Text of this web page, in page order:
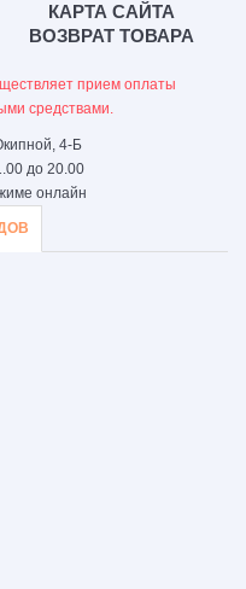
КАРТА САЙТА
ВОЗВРАТ ТОВАРА
прием оплаты
средствами.
4-Б
до 20.00
онлайн